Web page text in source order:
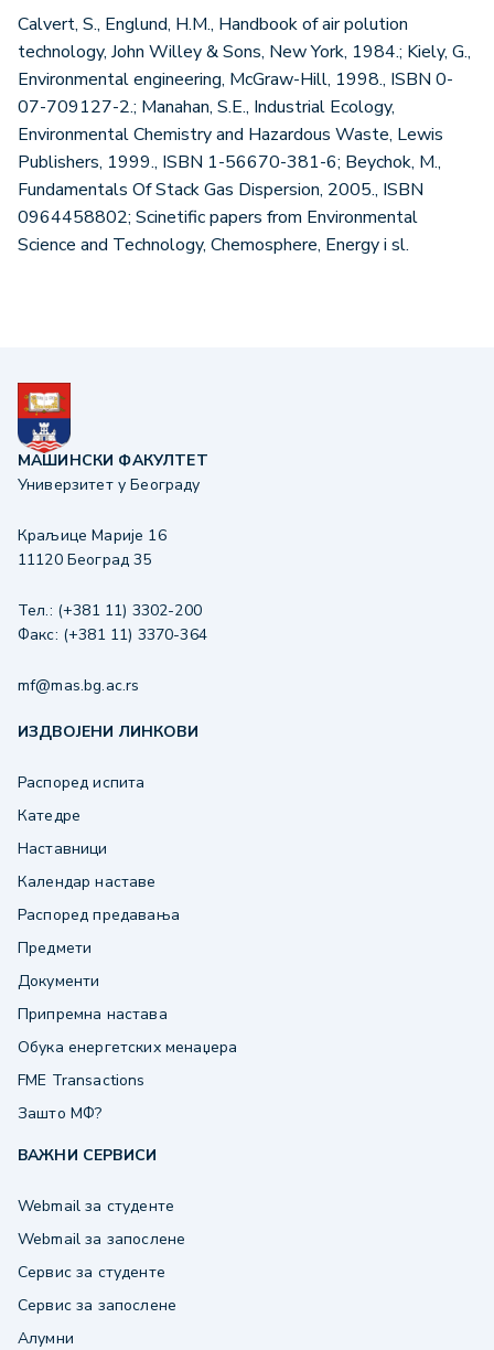
Calvert, S., Englund, H.M., Handbook of air polution
technology, John Willey & Sons, New York, 1984.; Kiely, G.,
Environmental engineering, McGraw-Hill, 1998., ISBN 0-
07-709127-2.; Manahan, S.E., Industrial Ecology,
Environmental Chemistry and Hazardous Waste, Lewis
Publishers, 1999., ISBN 1-56670-381-6; Beychok, M.,
Fundamentals Of Stack Gas Dispersion, 2005., ISBN
0964458802; Scinetific papers from Environmental
Science and Technology, Chemosphere, Energy i sl.
МАШИНСКИ ФАКУЛТЕТ
Универзитет у Београду
Краљице Марије 16
11120 Београд 35
Тел.: (+381 11) 3302-200
Факс: (+381 11) 3370-364
mf@mas.bg.ac.rs
ИЗДВОЈЕНИ ЛИНКОВИ
Распоред испита
Катедре
Наставници
Календар наставе
Распоред предавања
Предмети
Документи
Припремна настава
Обука енергетских менаџера
FME Transactions
Зашто МФ?
ВАЖНИ СЕРВИСИ
Webmail за студенте
Webmail за запослене
Сервис за студенте
Сервис за запослене
Алумни